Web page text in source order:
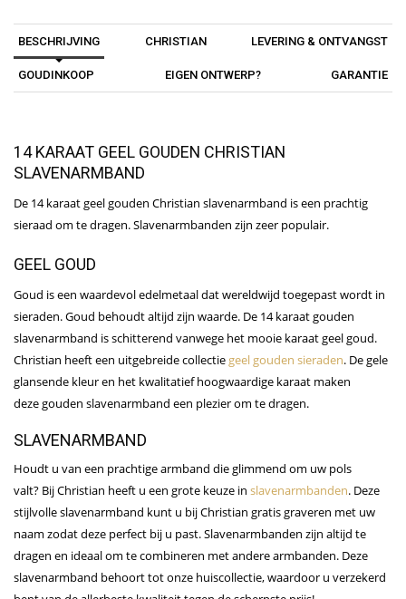
BESCHRIJVING CHRISTIAN LEVERING & ONTVANGST
GOUDINKOOP EIGEN ONTWERP? GARANTIE
14 KARAAT GEEL GOUDEN CHRISTIAN
SLAVENARMBAND
De 14 karaat geel gouden Christian slavenarmband is een prachtig
sieraad om te dragen. Slavenarmbanden zijn zeer populair.
GEEL GOUD
Goud is een waardevol edelmetaal dat wereldwijd toegepast wordt in
sieraden. Goud behoudt altijd zijn waarde. De 14 karaat gouden
slavenarmband is schitterend vanwege het mooie karaat geel goud.
Christian heeft een uitgebreide collectie geel gouden sieraden. De gele
glansende kleur en het kwalitatief hoogwaardige karaat maken
deze gouden slavenarmband een plezier om te dragen.
SLAVENARMBAND
Houdt u van een prachtige armband die glimmend om uw pols
valt? Bij Christian heeft u een grote keuze in slavenarmbanden. Deze
stijlvolle slavenarmband kunt u bij Christian gratis graveren met uw
naam zodat deze perfect bij u past. Slavenarmbanden zijn altijd te
dragen en ideaal om te combineren met andere armbanden. Deze
slavenarmband behoort tot onze huiscollectie, waardoor u verzekerd